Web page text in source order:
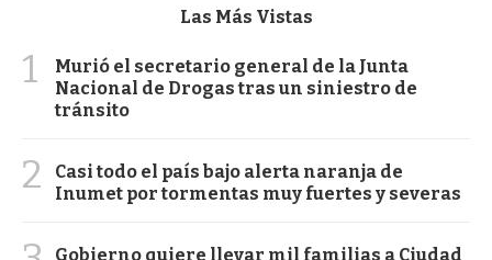
Las Más Vistas
1
Murió el secretario general de la Junta
Nacional de Drogas tras un siniestro de
tránsito
2
Casi todo el país bajo alerta naranja de
Inumet por tormentas muy fuertes y severas
Gobierno quiere llevar mil familias a Ciudad